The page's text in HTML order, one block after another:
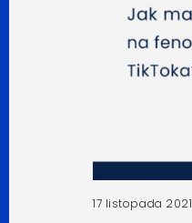
17 listopada 2021